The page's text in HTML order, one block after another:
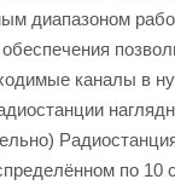
диапазоном
каналы в
по